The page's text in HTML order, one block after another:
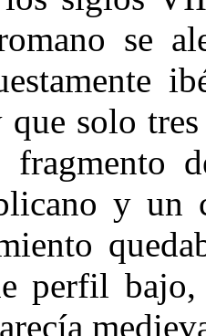
se
solo
fragmen­to
y un
perfil bajo,